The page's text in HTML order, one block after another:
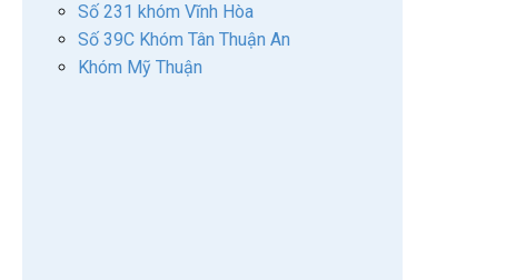
Số 231 khóm Vĩnh Hòa
Số 39C Khóm Tân Thuận An
Khóm Mỹ Thuận